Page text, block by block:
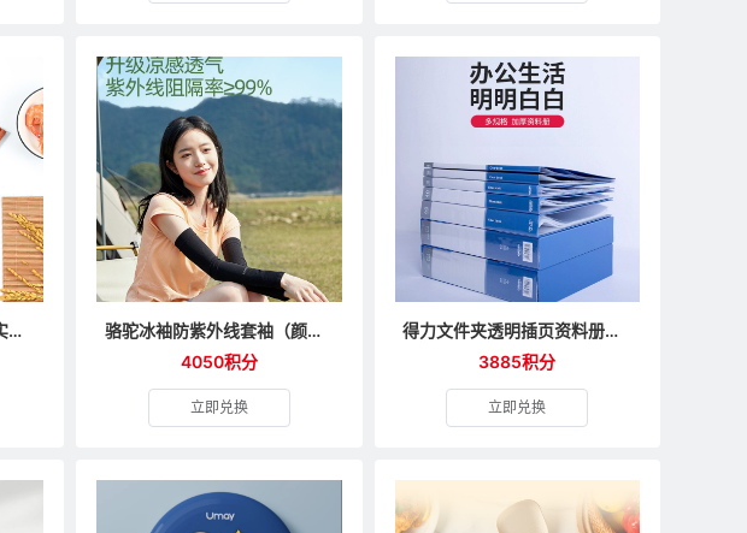
张小泉筷子家用家庭高档实木筷木质快子高级无漆无蜡木头
骆驼冰袖防紫外线套袖（颜色随机）
4050积分
立即兑换
得力文件夹透明插页资料册加厚多层
3885积分
立即兑换